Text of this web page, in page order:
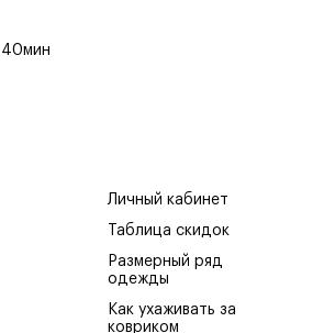
40мин
Личный кабинет
Таблица скидок
Размерный ряд
одежды
Как ухаживать за
ковриком